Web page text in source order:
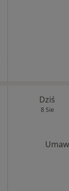
Dziś
8 Sie